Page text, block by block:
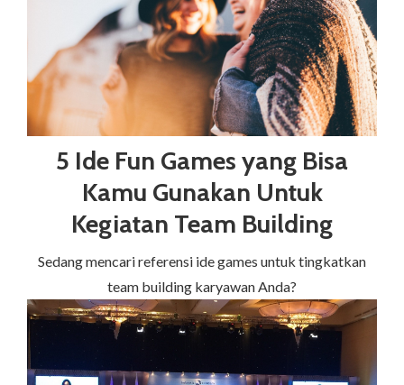
5 Ide Fun Games yang Bisa
Kamu Gunakan Untuk
Kegiatan Team Building
Sedang mencari referensi ide games untuk tingkatkan
team building karyawan Anda?